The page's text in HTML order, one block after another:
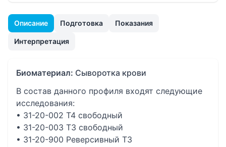
Описание Подготовка Показания
Интерпретация
Биоматериал: Сыворотка крови
В состав данного профиля входят следующие
исследования:
• 31-20-002 Т4 свободный
• 31-20-003 Т3 свободный
• 31-20-900 Реверсивный Т3